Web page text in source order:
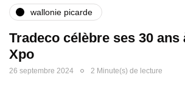
wallonie picarde
Tradeco célèbre ses 30 ans
Xpo
26 septembre 2024 2 Minute(s) de lecture